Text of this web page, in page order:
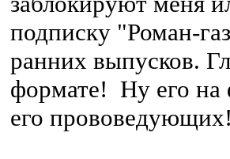
подписку "Роман-
ранних выпусков.
формате! Ну его на
его